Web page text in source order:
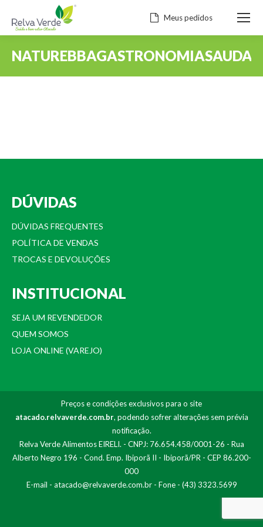
Meus pedidos
DÚVIDAS
DÚVIDAS FREQUENTES
POLÍTICA DE VENDAS
TROCAS E DEVOLUÇÕES
INSTITUCIONAL
SEJA UM REVENDEDOR
QUEM SOMOS
LOJA ONLINE (VAREJO)
Preços e condições exclusivos para o site
atacado.relvaverde.com.br, podendo sofrer alterações sem prévia
notificação.
Relva Verde Alimentos EIRELI. - CNPJ: 76.654.458/0001-26 - Rua
Alberto Negro 196 - Cond. Emp. Ibiporã II - Ibiporã/PR - CEP 86.200-
000
E-mail - atacado@relvaverde.com.br- Fone - (43) 3323.5699